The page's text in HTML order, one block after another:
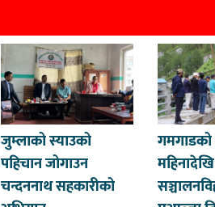
जुम्लाको स्याउको
पहिचान जोगाउन
चन्दननाथ सहकारीको
महिनादेखि